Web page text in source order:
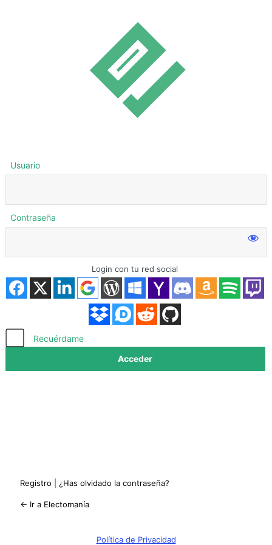
Acceder
Usuario
Contraseña
Login con tu red social
Recuérdame
Registro ¿Has olvidado la contraseña?
← Ir a Electomanía
Política de Privacidad